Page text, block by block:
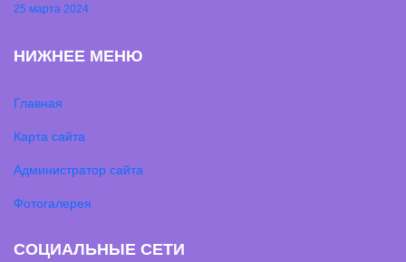
25 марта 2024
НИЖНЕЕ МЕНЮ
Главная
Карта сайта
Администратор сайта
Фотогалерея
СОЦИАЛЬНЫЕ СЕТИ